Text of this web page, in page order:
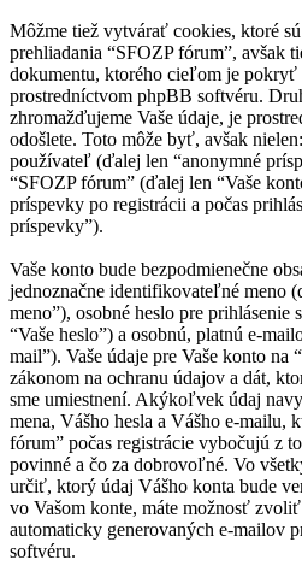
Môžme tiež vytvárať cookies, ktoré
prehliadania “SFOZP fórum”, avšak
dokumentu, ktorého cieľom je pokryť
prostredníctvom phpBB softvéru.
zhromažďujeme Vaše údaje, je
odošlete. Toto môže byť, avšak
používateľ (ďalej len “anonymné
“SFOZP fórum” (ďalej len “Vaše
príspevky po registrácii a počas
príspevky”).
Vaše konto bude bezpodmienečne
jednoznačne identifikovateľné meno
meno”), osobné heslo pre prihlásenie
“Vaše heslo”) a osobnú, platnú e-
mail”). Vaše údaje pre Vaše konto na
zákonom na ochranu údajov a dát,
sme umiestnení. Akýkoľvek údaj
mena, Vášho hesla a Vášho e-mailu,
fórum” počas registrácie vybočujú z
povinné a čo za dobrovoľné. Vo
určiť, ktorý údaj Vášho konta bude
vo Vašom konte, máte možnosť
automaticky generovaných e-mailov
softvéru.